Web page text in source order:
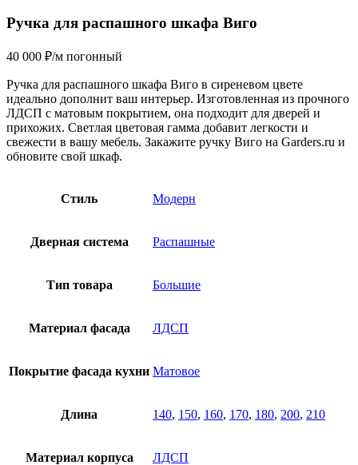
Ручка для распашного шкафа Виго
40 000 ₽/м погонный
Ручка для распашного шкафа Виго в сиреневом цвете
идеально дополнит ваш интерьер. Изготовленная из прочного
ЛДСП с матовым покрытием, она подходит для дверей и
прихожих. Светлая цветовая гамма добавит легкости и
свежести в вашу мебель. Закажите ручку Виго на Garders.ru и
обновите свой шкаф.
Стиль Модерн
Дверная система Распашные
Тип товара Большие
Материал фасада ЛДСП
Покрытие фасада кухни Матовое
Длина 140, 150, 160, 170, 180, 200, 210
Материал корпуса ЛДСП